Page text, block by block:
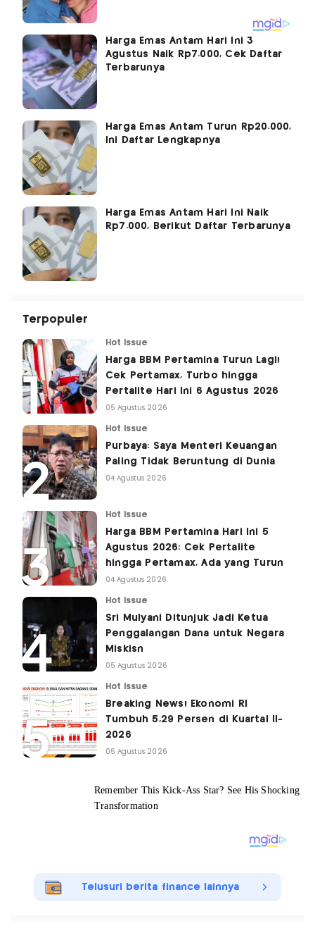
Harga Emas Antam Hari Ini 3
Agustus Naik Rp7.000, Cek Daftar
Terbarunya
Harga Emas Antam Turun Rp20.000,
Ini Daftar Lengkapnya
Harga Emas Antam Hari Ini Naik
Rp7.000, Berikut Daftar Terbarunya
Terpopuler
Hot Issue
Harga BBM Pertamina Turun Lagi!
Cek Pertamax, Turbo hingga
Pertalite Hari Ini 6 Agustus 2026
05 Agustus 2026
Hot Issue
Purbaya: Saya Menteri Keuangan
Paling Tidak Beruntung di Dunia
04 Agustus 2026
Hot Issue
Harga BBM Pertamina Hari Ini 5
Agustus 2026: Cek Pertalite
hingga Pertamax, Ada yang Turun
04 Agustus 2026
Hot Issue
Sri Mulyani Ditunjuk Jadi Ketua
Penggalangan Dana untuk Negara
Miskisn
05 Agustus 2026
Hot Issue
Breaking News! Ekonomi RI
Tumbuh 5,29 Persen di Kuartal II-
2026
05 Agustus 2026
Telusuri berita finance lainnya